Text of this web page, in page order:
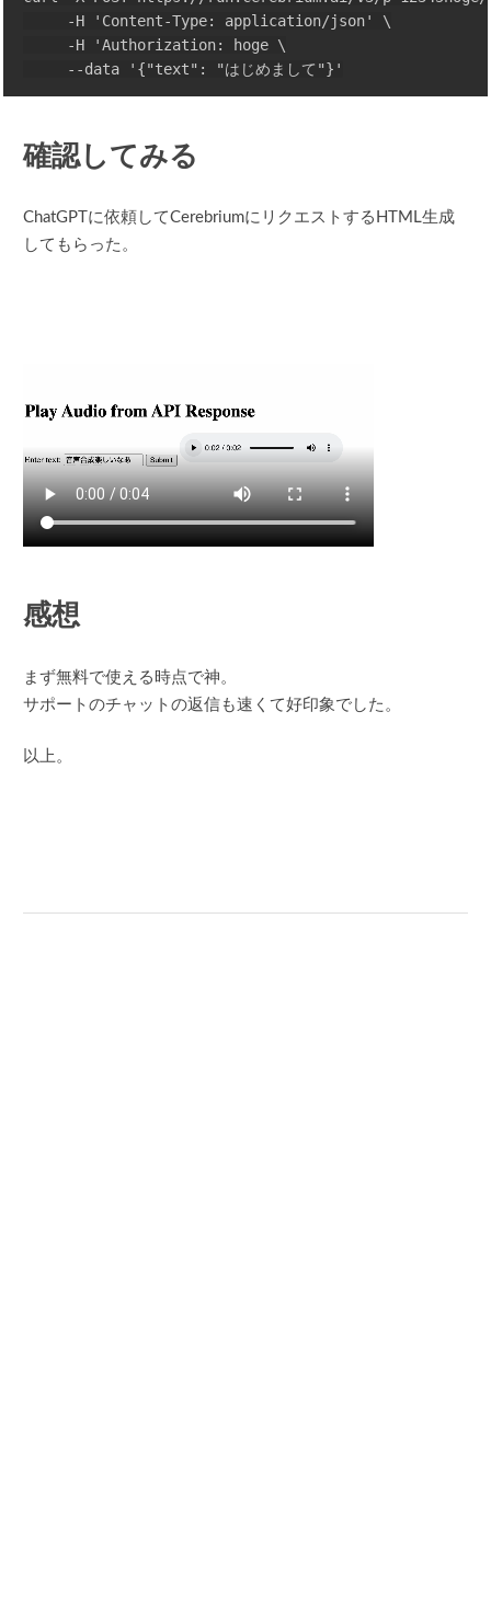
     -H 'Content-Type: application/json' \
     -H 'Authorization: hoge \
確認してみる
ChatGPTに依頼してCerebriumにリクエストするHTML生成
してもらった。
感想
まず無料で使える時点で神。
サポートのチャットの返信も速くて好印象でした。
以上。